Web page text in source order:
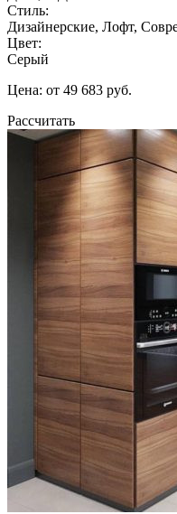
Стиль:
Дизайнерские, Лофт,
Цвет:
Серый
Цена: от 49 683 руб.
Рассчитать